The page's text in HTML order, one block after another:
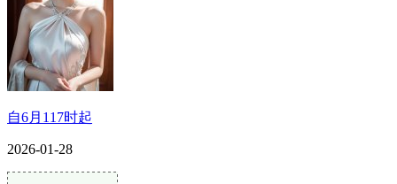
自6月117时起
2026-01-28